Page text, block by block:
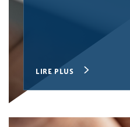
LIRE PLUS